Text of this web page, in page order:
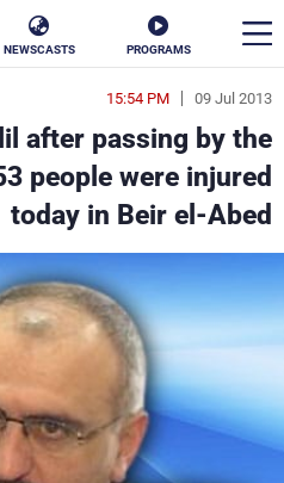
PROGRAMS
NEWSCASTS
09 Jul 2013
15:54 PM
after passing by the
people were injured
today in Beir el-Abed
en
الأخبار
سياسة
منوعات
كأس العالم